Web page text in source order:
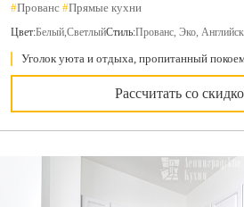
#Прованс #Прямые кухни
Цвет:Белый, СветлыйСтиль:Прованс, Эко,
Уголок уюта и отдыха, пропитанный
Рассчитать со